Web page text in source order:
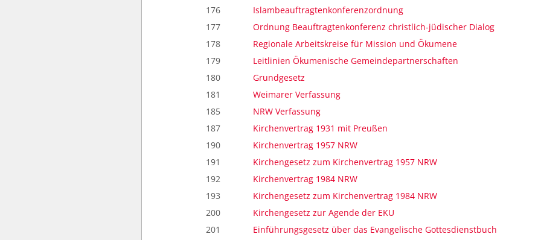
176
Islambeauftragtenkonferenzordnung
177
Ordnung Beauftragtenkonferenz christlich-jüdischer Dialog
178
Regionale Arbeitskreise für Mission und Ökumene
179
Leitlinien Ökumenische Gemeindepartnerschaften
180
Grundgesetz
181
Weimarer Verfassung
185
NRW Verfassung
187
Kirchenvertrag 1931 mit Preußen
190
Kirchenvertrag 1957 NRW
191
Kirchengesetz zum Kirchenvertrag 1957 NRW
192
Kirchenvertrag 1984 NRW
193
Kirchengesetz zum Kirchenvertrag 1984 NRW
200
Kirchengesetz zur Agende der EKU
201
Einführungsgesetz über das Evangelische Gottesdienstbuch